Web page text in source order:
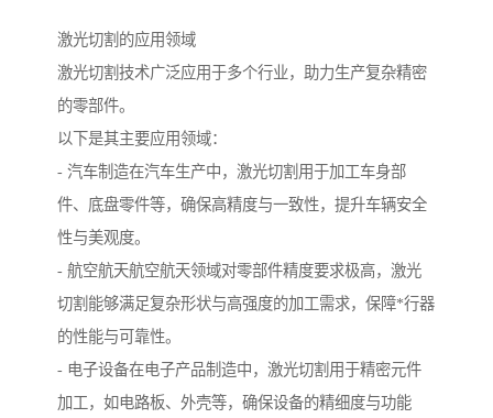
激光切割的应用领域
激光切割技术广泛应用于多个行业，助力生产复杂精密
的零部件。
以下是其主要应用领域：
- 汽车制造在汽车生产中，激光切割用于加工车身部
件、底盘零件等，确保高精度与一致性，提升车辆安全
性与美观度。
- 航空航天航空航天领域对零部件精度要求极高，激光
切割能够满足复杂形状与高强度的加工需求，保障*行器
的性能与可靠性。
- 电子设备在电子产品制造中，激光切割用于精密元件
加工，如电路板、外壳等，确保设备的精细度与功能